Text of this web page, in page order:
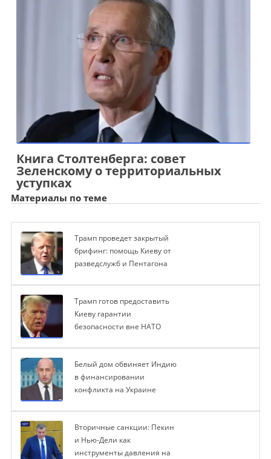
Книга Столтенберга: совет
Зеленскому о территориальных
уступках
Материалы по теме
Трамп проведет закрытый
брифинг: помощь Киеву от
разведслужб и Пентагона
Трамп готов предоставить
Киеву гарантии
безопасности вне НАТО
Белый дом обвиняет Индию
в финансировании
конфликта на Украине
Вторичные санкции: Пекин
и Нью-Дели как
инструменты давления на